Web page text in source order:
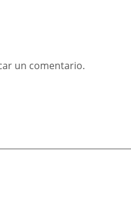
un comentario.